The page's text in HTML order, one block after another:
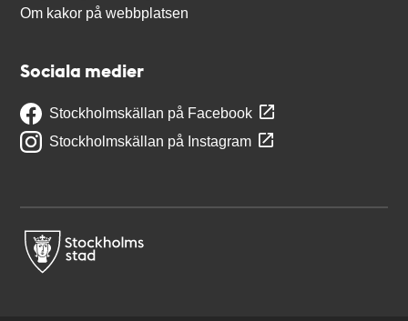
Om kakor på webbplatsen
Sociala medier
Stockholmskällan på Facebook
Stockholmskällan på Instagram